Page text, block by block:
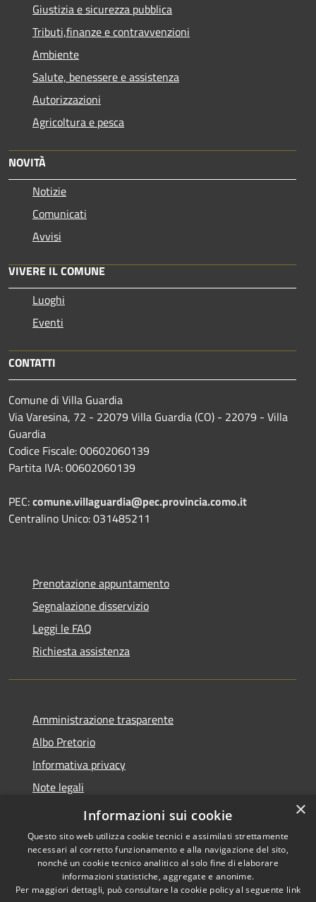
Giustizia e sicurezza pubblica
Tributi,finanze e contravvenzioni
Ambiente
Salute, benessere e assistenza
Autorizzazioni
Agricoltura e pesca
NOVITÀ
Notizie
Comunicati
Avvisi
VIVERE IL COMUNE
Luoghi
Eventi
CONTATTI
Comune di Villa Guardia
Via Varesina, 72 - 22079 Villa Guardia (CO) - 22079 - Villa
Guardia
Codice Fiscale: 00602060139
Partita IVA: 00602060139
PEC:comune.villaguardia@pec.provincia.como.it
Centralino Unico: 031485211
Prenotazione appuntamento
Segnalazione disservizio
Leggi le FAQ
Richiesta assistenza
Amministrazione trasparente
Albo Pretorio
Informativa privacy
Note legali
Dichiarazione di accessibilità
Accessibilità
Copyright © 2026 • Comune di
Villa Guardia • Powered by
×
Informazioni sui cookie
Questo sito web utilizza cookie tecnici e assimilati strettamente
necessari al corretto funzionamento e alla navigazione del sito,
nonché un cookie tecnico analitico al solo fine di elaborare
informazioni statistiche, aggregate e anonime.
Per maggiori dettagli, può consultare la cookie policy al seguente link